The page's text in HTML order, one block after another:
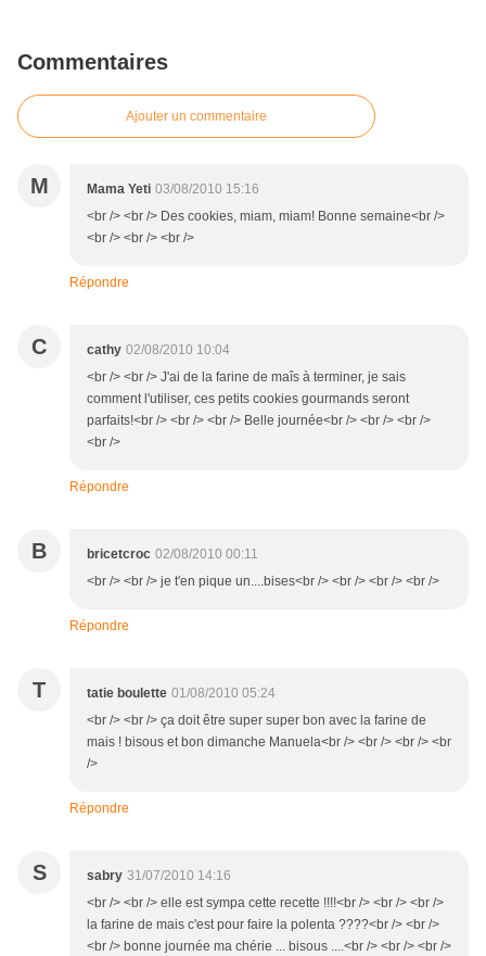
Commentaires
Ajouter un commentaire
M Mama Yeti 03/08/2010 15:16
<br /> <br /> Des cookies, miam, miam! Bonne semaine<br />
<br /> <br /> <br />
Répondre
C cathy 02/08/2010 10:04
<br /> <br /> J'ai de la farine de maîs à terminer, je sais
comment l'utiliser, ces petits cookies gourmands seront
parfaits!<br /> <br /> <br /> Belle journée<br /> <br /> <br />
<br />
Répondre
B bricetcroc 02/08/2010 00:11
<br /> <br /> je t'en pique un....bises<br /> <br /> <br /> <br />
Répondre
T tatie boulette 01/08/2010 05:24
<br /> <br /> ça doit être super super bon avec la farine de
mais ! bisous et bon dimanche Manuela<br /> <br /> <br /> <br
/>
Répondre
S sabry 31/07/2010 14:16
<br /> <br /> elle est sympa cette recette !!!!<br /> <br /> <br />
la farine de mais c'est pour faire la polenta ????<br /> <br />
<br /> bonne journée ma chérie ... bisous ....<br /> <br /> <br />